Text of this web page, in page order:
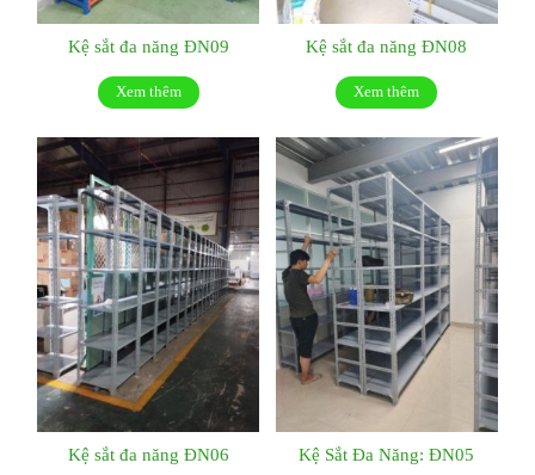
Kệ sắt đa năng ĐN09
Xem thêm
Kệ sắt đa năng ĐN08
Xem thêm
Kệ sắt đa năng ĐN06 Kệ Sắt Đa Năng: ĐN05